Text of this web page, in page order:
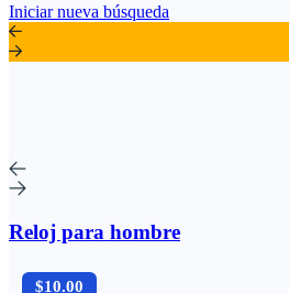
Iniciar nueva búsqueda
Reloj para hombre
$10.00